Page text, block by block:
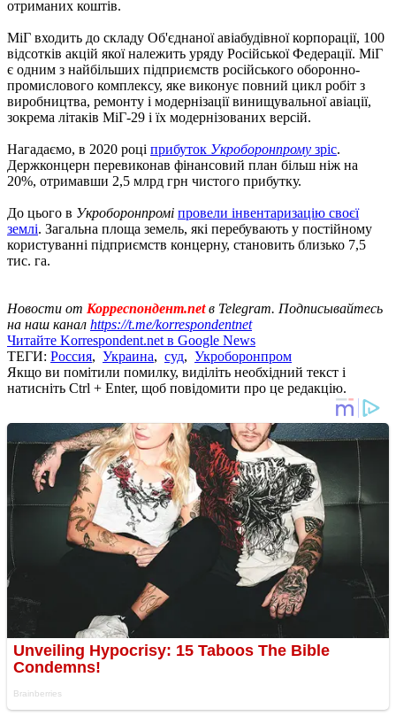
отриманих коштів.
МіГ входить до складу Об'єднаної авіабудівної корпорації, 100
відсотків акцій якої належить уряду Російської Федерації. МіГ
є одним з найбільших підприємств російського оборонно-
промислового комплексу, яке виконує повний цикл робіт з
виробництва, ремонту і модернізації винищувальної авіації,
зокрема літаків МіГ-29 і їх модернізованих версій.
Нагадаємо, в 2020 році прибуток Укроборонпрому зріс.
Держконцерн перевиконав фінансовий план більш ніж на
20%, отримавши 2,5 млрд грн чистого прибутку.
До цього в Укроборонпромі провели інвентаризацію своєї
землі. Загальна площа земель, які перебувають у постійному
користуванні підприємств концерну, становить близько 7,5
тис. га.
Новости от Корреспондент.netв Telegram. Подписывайтесь
на наш канал https://t.me/korrespondentnet
Читайте Korrespondent.net в Google News
ТЕГИ: Россия, Украина, суд, Укроборонпром
Якщо ви помітили помилку, виділіть необхідний текст і
натисніть Ctrl + Enter, щоб повідомити про це редакцію.